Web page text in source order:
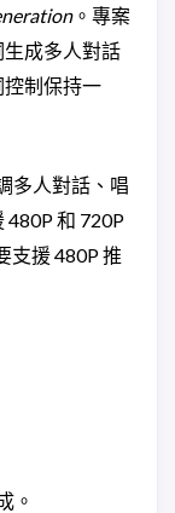
。專案
成多人對話
制保持一
多人對話、唱
和 720P
支援 480P 推
。